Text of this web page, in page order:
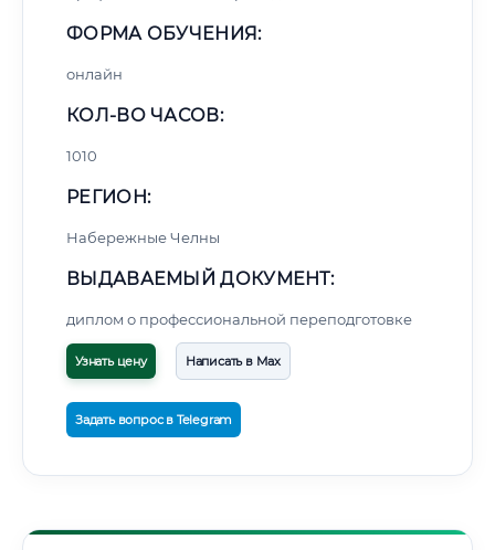
ФОРМА ОБУЧЕНИЯ:
онлайн
КОЛ-ВО ЧАСОВ:
1010
РЕГИОН:
Набережные Челны
ВЫДАВАЕМЫЙ ДОКУМЕНТ:
диплом о профессиональной переподготовке
Узнать цену Написать в Max
Задать вопрос в Telegram